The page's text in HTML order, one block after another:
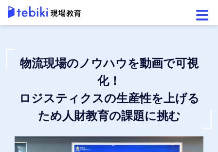
物流現場のノウハウを動画で可視
化！
ロジスティクスの生産性を上げる
ため人財教育の課題に挑む